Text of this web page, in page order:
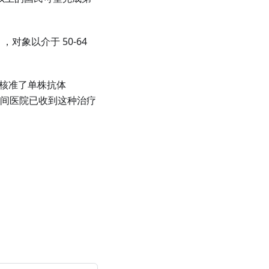
对象以介于 50-64
准了单株抗体
医院已收到这种治疗